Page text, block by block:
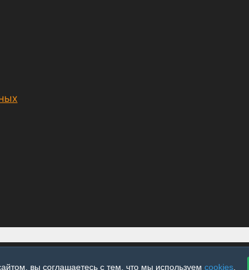
вы соглашаетесь с тем, что мы используем cookies.